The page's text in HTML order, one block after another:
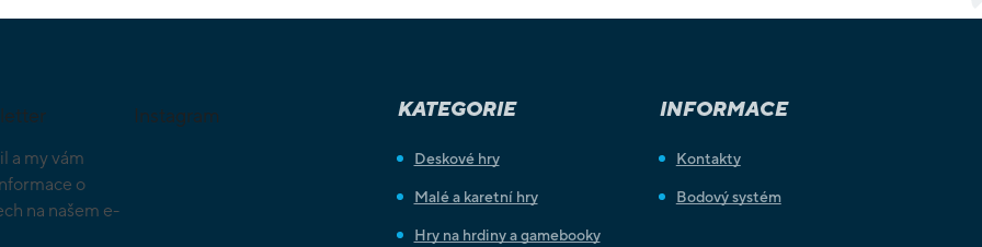
a my vám
o
na našem e-
Instagram KATEGORIE
Deskové hry
Malé a karetní hry
Hry na hrdiny a gamebooky
INFORMACE
Kontakty
Bodový systém